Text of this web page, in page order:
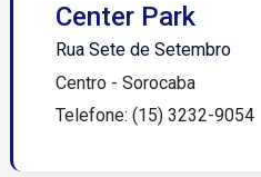
Center Park
Rua Sete de Setembro
Centro - Sorocaba
Telefone: (15) 3232-9054